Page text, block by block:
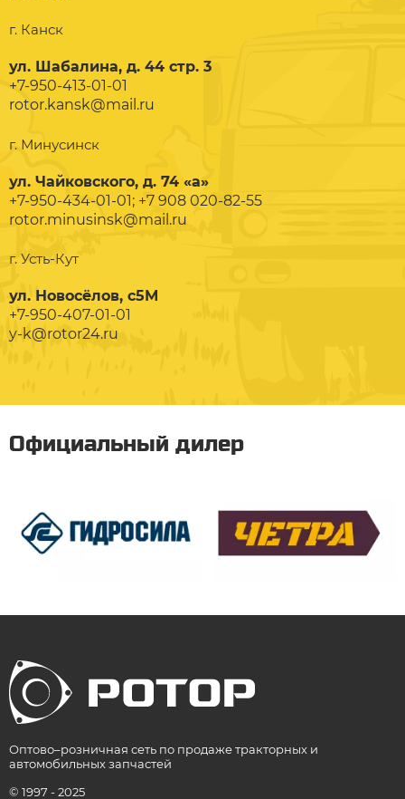
г. Канск
ул. Шабалина, д. 44 стр. 3
+7-950-413-01-01
rotor.kansk@mail.ru
г. Минусинск
ул. Чайковского, д. 74 «а»
+7-950-434-01-01; +7 908 020-82-55
rotor.minusinsk@mail.ru
г. Усть-Кут
ул. Новосёлов, с5М
+7-950-407-01-01
y-k@rotor24.ru
Официальный дилер
Оптово–розничная сеть по продаже тракторных и
автомобильных запчастей
© 1997 - 2025